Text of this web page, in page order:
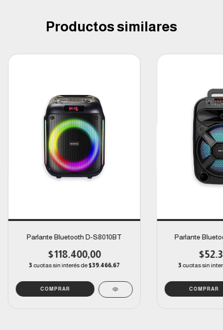
Productos similares
Parlante Bluetooth D-S8010BT
$118.400,00
3 cuotas sin interés de$39.466,67
Parlante
3 cuotas sin